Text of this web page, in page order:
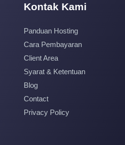
Kontak Kami
Panduan Hosting
Cara Pembayaran
Client Area
Syarat & Ketentuan
Blog
Contact
Privacy Policy